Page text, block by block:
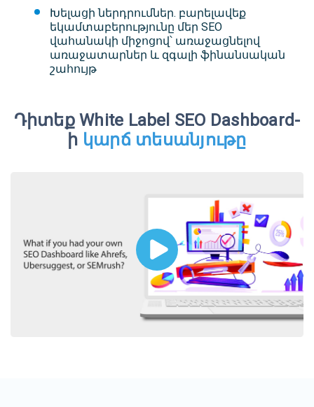
Խելացի ներդրումներ. բարելավեք
եկամտաբերությունը մեր SEO
վահանակի միջոցով՝ առաջացնելով
առաջատարներ և զգալի ֆինանսական
շահույթ
Դիտեք White Label SEO Dashboard-
ի կարճ տեսանյութը